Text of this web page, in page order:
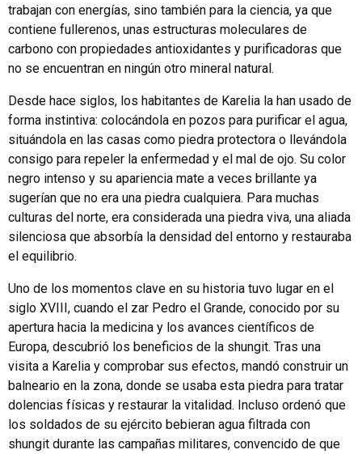
trabajan con energías, sino también para la ciencia, ya que
contiene fullerenos, unas estructuras moleculares de
carbono con propiedades antioxidantes y purificadoras que
no se encuentran en ningún otro mineral natural.
Desde hace siglos, los habitantes de Karelia la han usado de
forma instintiva: colocándola en pozos para purificar el agua,
situándola en las casas como piedra protectora o llevándola
consigo para repeler la enfermedad y el mal de ojo. Su color
negro intenso y su apariencia mate a veces brillante ya
sugerían que no era una piedra cualquiera. Para muchas
culturas del norte, era considerada una piedra viva, una aliada
silenciosa que absorbía la densidad del entorno y restauraba
el equilibrio.
Uno de los momentos clave en su historia tuvo lugar en el
siglo XVIII, cuando el zar Pedro el Grande, conocido por su
apertura hacia la medicina y los avances científicos de
Europa, descubrió los beneficios de la shungit. Tras una
visita a Karelia y comprobar sus efectos, mandó construir un
balneario en la zona, donde se usaba esta piedra para tratar
dolencias físicas y restaurar la vitalidad. Incluso ordenó que
los soldados de su ejército bebieran agua filtrada con
shungit durante las campañas militares, convencido de que